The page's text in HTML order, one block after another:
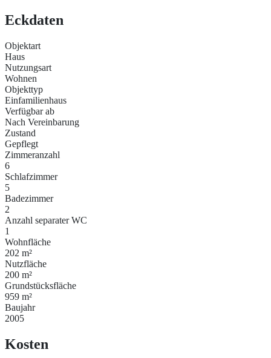
Eckdaten
Objektart
Haus
Nutzungsart
Wohnen
Objekttyp
Einfamilienhaus
Verfügbar ab
Nach Vereinbarung
Zustand
Gepflegt
Zimmeranzahl
6
Schlafzimmer
5
Badezimmer
2
Anzahl separater WC
1
Wohnfläche
202 m²
Nutzfläche
200 m²
Grundstücksfläche
959 m²
Baujahr
2005
Kosten